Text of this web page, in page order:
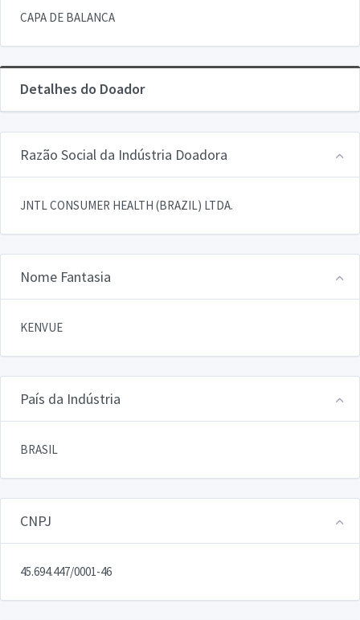
CAPA DE BALANCA
Detalhes do Doador
Razão Social da Indústria Doadora
JNTL CONSUMER HEALTH (BRAZIL) LTDA.
Nome Fantasia
KENVUE
País da Indústria
BRASIL
CNPJ
45.694.447/0001-46